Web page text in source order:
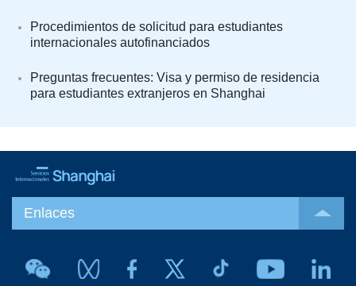
Procedimientos de solicitud para estudiantes
internacionales autofinanciados
Preguntas frecuentes: Visa y permiso de residencia
para estudiantes extranjeros en Shanghai
Enlaces